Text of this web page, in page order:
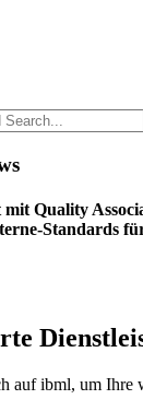
Quality
Standards
auf ibml, um Ihre